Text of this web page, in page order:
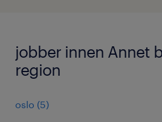
jobber innen Annet
region
oslo (5)